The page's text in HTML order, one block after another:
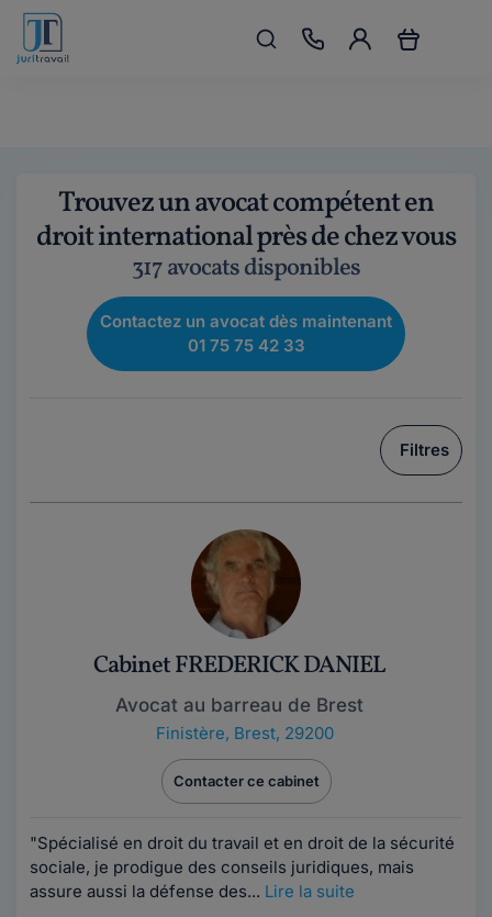
Trouvez un avocat compétent en
droit international près de chez vous
317 avocats disponibles
Contactez un avocat dès maintenant
01 75 75 42 33
Filtres
Cabinet FREDERICK DANIEL
Avocat au barreau de Brest
Finistère, Brest, 29200
Contacter ce cabinet
"Spécialisé en droit du travail et en droit de la sécurité
sociale, je prodigue des conseils juridiques, mais
assure aussi la défense des... Lire la suite